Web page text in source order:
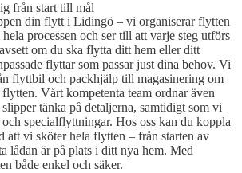
från start till mål
din flytt i Lidingö – vi organiserar flytten
processen och ser till att varje steg utförs
om du ska flytta ditt hem eller ditt
flyttar som passar just dina behov. Vi
flyttbil och packhjälp till magasinering om
Vårt kompetenta team ordnar även
tänka på detaljerna, samtidigt som vi
specialflyttningar. Hos oss kan du koppla
att vi sköter hela flytten – från starten av
lådan är på plats i ditt nya hem. Med
både enkel och säker.